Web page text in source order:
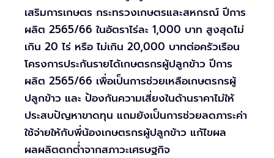
เสริมการเกษตร กระทรวงเกษตรและสหกรณ์ ปีการ
ผลิต 2565/66 ในอัตราไร่ละ 1,000 บาท สูงสุดไม่
เกิน 20 ไร่ หรือ ไม่เกิน 20,000 บาทต่อครัวเรือน
โครงการประกันรายได้เกษตรกรผู้ปลูกข้าว ปีการ
ผลิต 2565/66 เพื่อเป็นการช่วยเหลือเกษตรกรผู้
ปลูกข้าว และ ป้องกันความเสี่ยงในด้านราคาไม่ให้
ประสบปัญหาขาดทุน แถมยังเป็นการช่วยลดภาระค่า
ใช้จ่ายให้กับพี่น้องเกษตรกรผู้ปลูกข้าว แก้ไขผล
ผลผลิตตกต่ำจากสภาวะเศรษฐกิจ